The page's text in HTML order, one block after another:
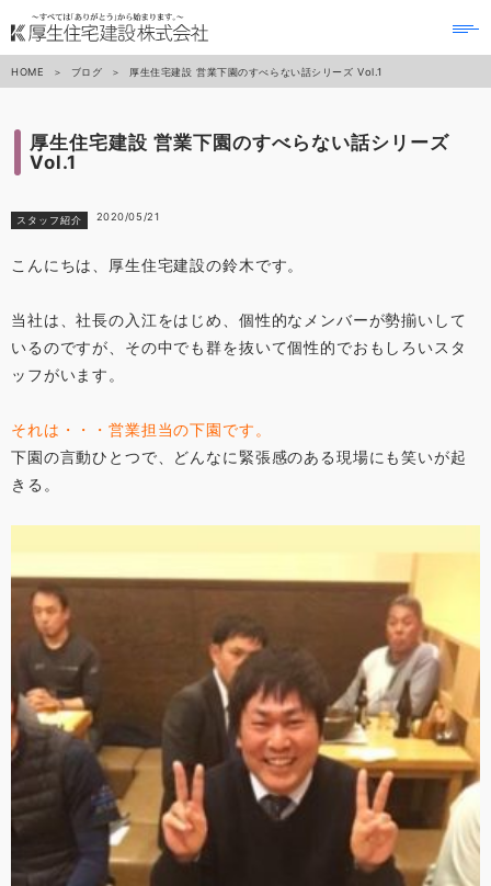
HOME ブログ 厚生住宅建設 営業下園のすべらない話シリーズ Vol.1
厚生住宅建設 営業下園のすべらない話シリーズ
Vol.1
スタッフ紹介 2020/05/21
こんにちは、厚生住宅建設の鈴木です。
当社は、社長の入江をはじめ、個性的なメンバーが勢揃いして
いるのですが、その中でも群を抜いて個性的でおもしろいスタ
ッフがいます。
それは・・・営業担当の下園です。
下園の言動ひとつで、どんなに緊張感のある現場にも笑いが起
きる。